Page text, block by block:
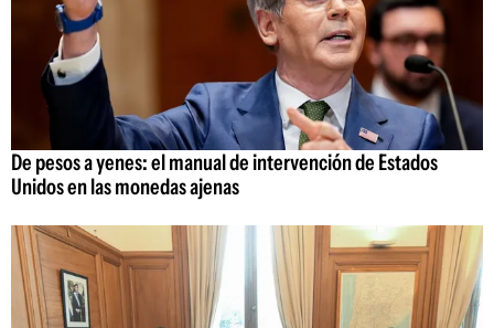
De pesos a yenes: el manual de intervención de Estados
Unidos en las monedas ajenas